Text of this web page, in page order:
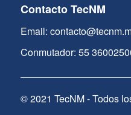
Contacto TecNM
Email:
Conmutador: 55
© 2021 TecNM - Todos